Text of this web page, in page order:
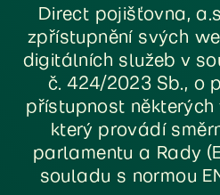
Direct pojišťovna,
zpřístupnění svých
digitálních služeb v
č. 424/2023 Sb., o
přístupnost
který provádí
parlamentu a Rady
souladu s normou